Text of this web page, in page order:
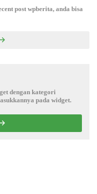
post wpberita, anda bisa
dengan kategori
pada widget.